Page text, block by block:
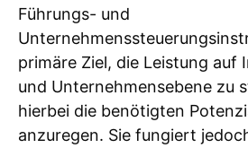
Führungs- und
primäre Ziel, die Leistung auf
und Unternehmensebene zu
hierbei die benötigten
anzuregen. Sie fungiert